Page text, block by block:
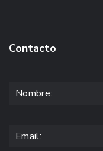
Contacto